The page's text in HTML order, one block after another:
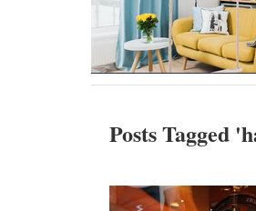
Posts Tagged '